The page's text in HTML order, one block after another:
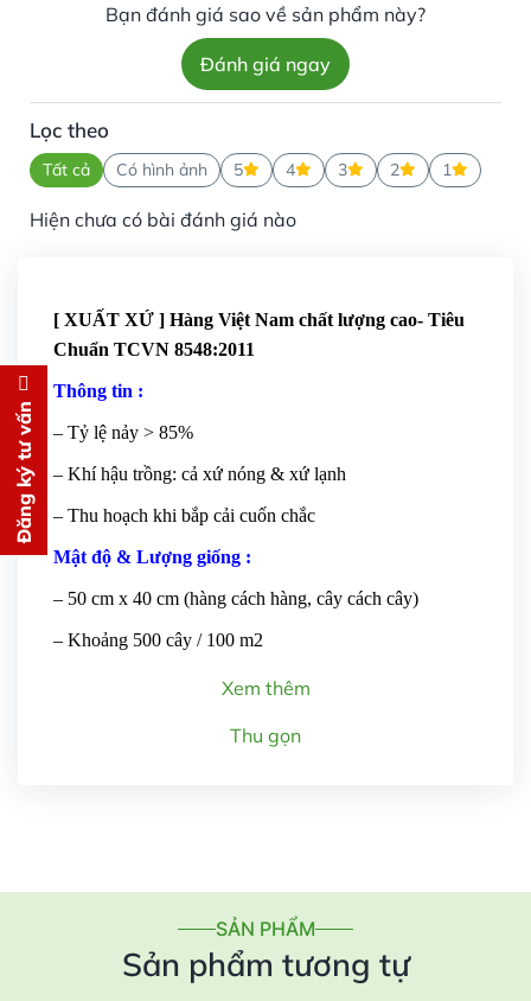
Bạn đánh giá sao về sản phẩm này?
Đánh giá ngay
Lọc theo
Tất cả Có hình ảnh 5 4 3 2 1
Hiện chưa có bài đánh giá nào
[ XUẤT XỨ ] Hàng Việt Nam chất lượng cao- Tiêu
Chuẩn TCVN 8548:2011
Thông tin :
– Tỷ lệ nảy > 85%
– Khí hậu trồng: cả xứ nóng & xứ lạnh
– Thu hoạch khi bắp cải cuốn chắc
Mật độ & Lượng giống :
– 50 cm x 40 cm (hàng cách hàng, cây cách cây)
– Khoảng 500 cây / 100 m2
Xem thêm
Thu gọn
SẢN PHẨM
Sản phẩm tương tự
Đăng ký tư vấn Đăng ký tư vấn
Chúng tôi sẽ gọi lại tư vấn
MIỄN
cho bạn ngay lập tức